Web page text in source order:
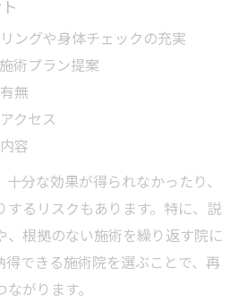
ングや身体チェックの充実
術プラン提案
無
クセス
容
分な効果が得られなかったり、
するリスクもあります。特に、説
、根拠のない施術を繰り返す院に
得できる施術院を選ぶことで、再
がります。